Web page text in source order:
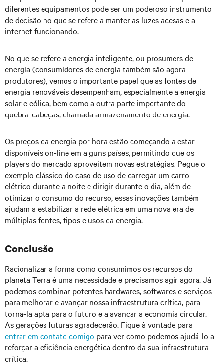
diferentes equipamentos pode ser um poderoso instrumento
de decisão no que se refere a manter as luzes acesas e a
internet funcionando.
No que se refere a energia inteligente, ou prosumers de
energia (consumidores de energia também são agora
produtores), vemos o importante papel que as fontes de
energia renováveis desempenham, especialmente a energia
solar e eólica, bem como a outra parte importante do
quebra-cabeças, chamada armazenamento de energia.
Os preços da energia por hora estão começando a estar
disponíveis on-line em alguns países, permitindo que os
players do mercado aproveitem novas estratégias. Pegue o
exemplo clássico do caso de uso de carregar um carro
elétrico durante a noite e dirigir durante o dia, além de
otimizar o consumo do recurso, essas inovações também
ajudam a estabilizar a rede elétrica em uma nova era de
múltiplas fontes, tipos e usos da energia.
Conclusão
Racionalizar a forma como consumimos os recursos do
planeta Terra é uma necessidade e precisamos agir agora. Já
podemos combinar potentes hardwares, softwares e serviços
para melhorar e avançar nossa infraestrutura crítica, para
torná-la apta para o futuro e alavancar a economia circular.
As gerações futuras agradecerão. Fique à vontade para
entrar em contato comigo para ver como podemos ajudá-lo a
reforçar a eficiência energética dentro da sua infraestrutura
crítica.